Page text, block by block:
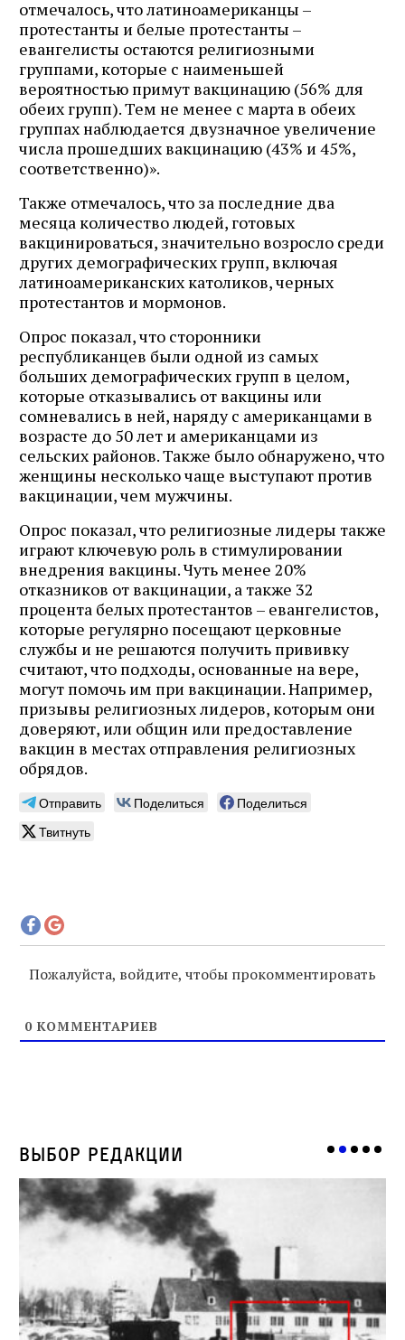
отмечалось, что латиноамериканцы –
протестанты и белые протестанты –
евангелисты остаются религиозными
группами, которые с наименьшей
вероятностью примут вакцинацию (56% для
обеих групп). Тем не менее с марта в обеих
группах наблюдается двузначное увеличение
числа прошедших вакцинацию (43% и 45%,
соответственно)».
Также отмечалось, что за последние два
месяца количество людей, готовых
вакцинироваться, значительно возросло среди
других демографических групп, включая
латиноамериканских католиков, черных
протестантов и мормонов.
Опрос показал, что сторонники
республиканцев были одной из самых
больших демографических групп в целом,
которые отказывались от вакцины или
сомневались в ней, наряду с американцами в
возрасте до 50 лет и американцами из
сельских районов. Также было обнаружено, что
женщины несколько чаще выступают против
вакцинации, чем мужчины.
Опрос показал, что религиозные лидеры также
играют ключевую роль в стимулировании
внедрения вакцины. Чуть менее 20%
отказников от вакцинации, а также 32
процента белых протестантов – евангелистов,
которые регулярно посещают церковные
службы и не решаются получить прививку
считают, что подходы, основанные на вере,
могут помочь им при вакцинации. Например,
призывы религиозных лидеров, которым они
доверяют, или общин или предоставление
вакцин в местах отправления религиозных
обрядов.
Отправить Поделиться
Поделиться
Твитнуть
Пожалуйста, войдите, чтобы прокомментировать
0 КОММЕНТАРИЕВ
Выбор редакции